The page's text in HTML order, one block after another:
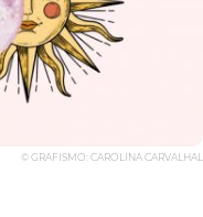
© GRAFISMO: CAROLINA CARVALHAL